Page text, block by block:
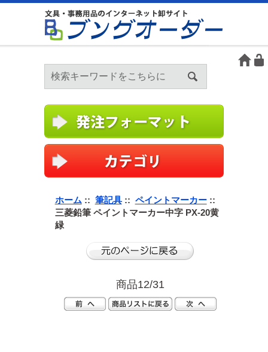
ホーム :: 筆記具:: ペイントマーカー::
三菱鉛筆 ペイントマーカー中字 PX-20黄
緑
商品12/31